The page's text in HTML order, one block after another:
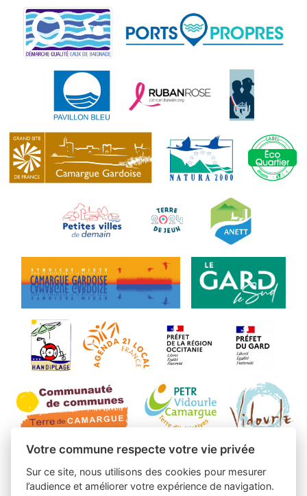
Votre commune respecte votre vie privée
Sur ce site, nous utilisons des cookies pour mesurer
l’audience et améliorer votre expérience de navigation.